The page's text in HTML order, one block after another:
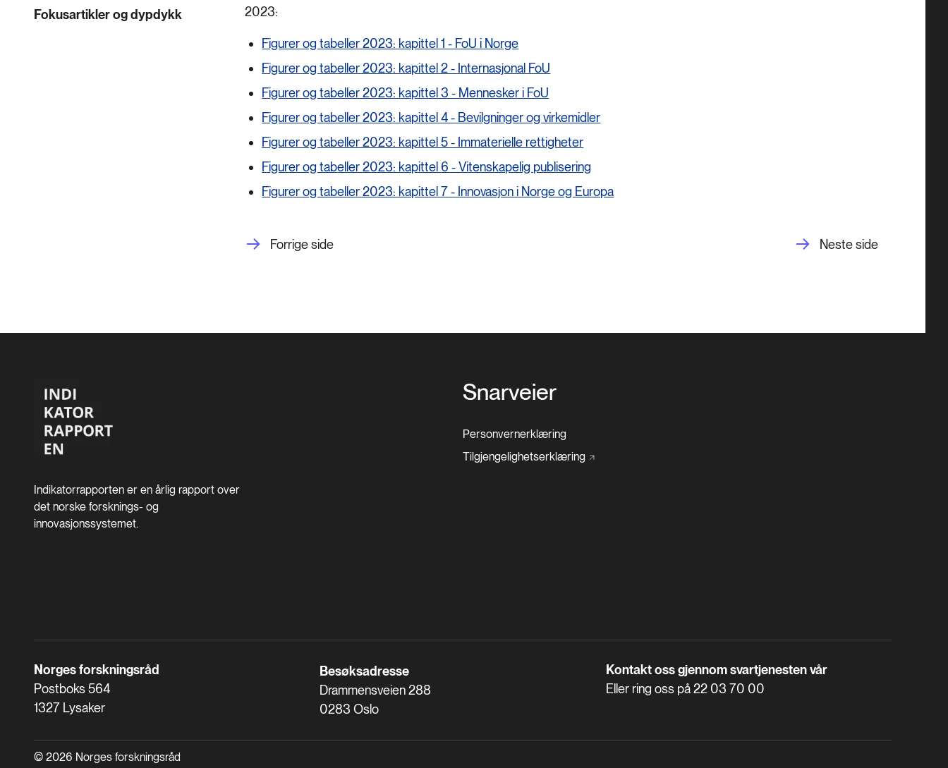
Fokusartikler og dypdykk 2023:
Figurer og tabeller 2023: kapittel 1 - FoU i Norge
Figurer og tabeller 2023: kapittel 2 - Internasjonal FoU
Figurer og tabeller 2023: kapittel 3 - Mennesker i FoU
Figurer og tabeller 2023: kapittel 4 - Bevilgninger og virkemidler
Figurer og tabeller 2023: kapittel 5 - Immaterielle rettigheter
Figurer og tabeller 2023: kapittel 6 - Vitenskapelig publisering
Figurer og tabeller 2023: kapittel 7 - Innovasjon i Norge og Europa
Forrige side Neste side
Indikatorrapporten er en årlig rapport over
det norske forsknings- og
innovasjonssystemet.
Snarveier
Personvernerklæring
Tilgjengelighetserklæring
Norges forskningsråd
Postboks 564
1327 Lysaker
Besøksadresse
Drammensveien 288
0283 Oslo
Kontakt oss gjennom svartjenesten vår
Eller ring oss på22 03 70 00
© 2026 Norges forskningsråd